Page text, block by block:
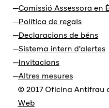
Comissió Assessora en
Política de regals
Declaracions de béns
Sistema intern d'alertes
Invitacions
Altres mesures
© 2017 Oficina Antifrau
Web